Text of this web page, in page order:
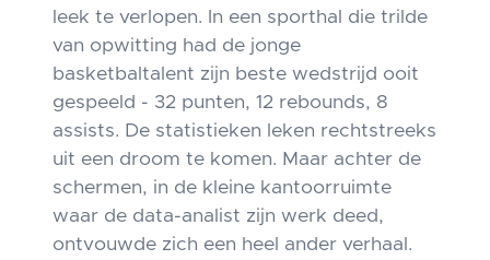
leek te verlopen. In een sporthal die trilde
van opwitting had de jonge
basketbaltalent zijn beste wedstrijd ooit
gespeeld - 32 punten, 12 rebounds, 8
assists. De statistieken leken rechtstreeks
uit een droom te komen. Maar achter de
schermen, in de kleine kantoorruimte
waar de data-analist zijn werk deed,
ontvouwde zich een heel ander verhaal.